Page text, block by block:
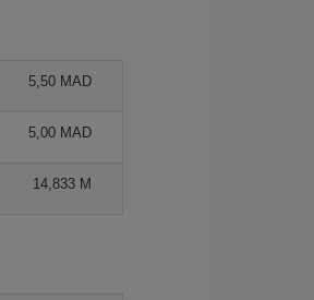
5,50 MAD
5,00 MAD
14,833 M